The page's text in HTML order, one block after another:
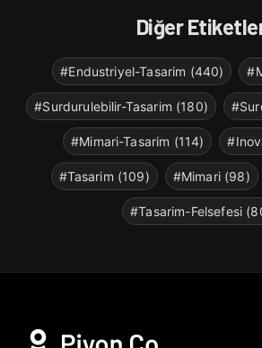
Diğer
#Endustriyel-Tasarim (440)
#Surdurulebilir-Tasarim (180)
#Mimari-Tasarim (114)
#Tasarim (109) #Mimari (98)
#Tasarim-Felsefesi